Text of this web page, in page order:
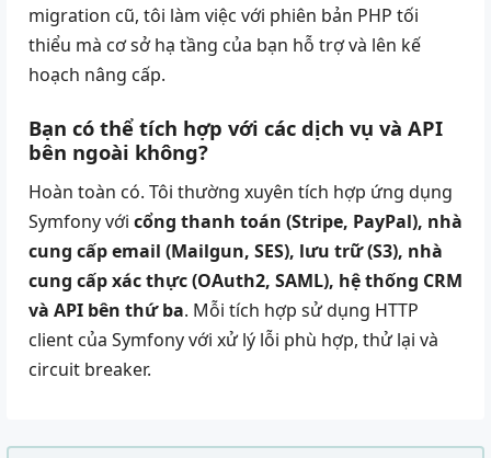
migration cũ, tôi làm việc với phiên bản PHP tối
thiểu mà cơ sở hạ tầng của bạn hỗ trợ và lên kế
hoạch nâng cấp.
Bạn có thể tích hợp với các dịch vụ và API
bên ngoài không?
Hoàn toàn có. Tôi thường xuyên tích hợp ứng dụng
Symfony với cổng thanh toán (Stripe, PayPal), nhà
cung cấp email (Mailgun, SES), lưu trữ (S3), nhà
cung cấp xác thực (OAuth2, SAML), hệ thống CRM
và API bên thứ ba. Mỗi tích hợp sử dụng HTTP
client của Symfony với xử lý lỗi phù hợp, thử lại và
circuit breaker.